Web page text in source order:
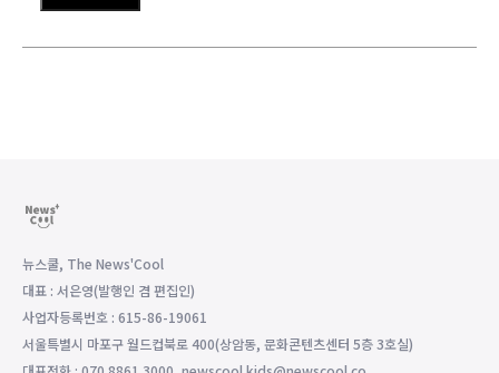
뉴스쿨, The News'Cool
대표 : 서은영(발행인 겸 편집인)
사업자등록번호 : 615-86-19061
서울특별시 마포구 월드컵북로 400(상암동, 문화콘텐츠센터 5층 3호실)